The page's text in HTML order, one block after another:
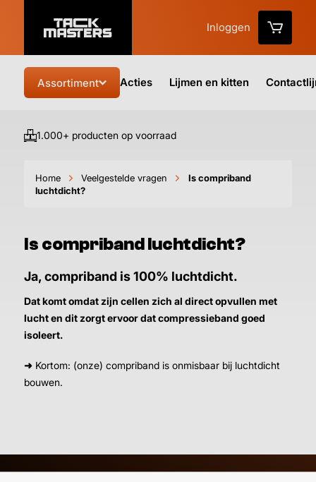
Inloggen
Assortiment Acties Lijmen en kitten
1.000+ producten op voorraad
Home Veelgestelde vragen
Is compriband
luchtdicht?
Is compriband luchtdicht?
Ja, compriband is 100% luchtdicht.
Dat komt omdat zijn cellen zich al direct opvullen met
lucht en dit zorgt ervoor dat compressieband goed
isoleert.
➜ Kortom: (onze) compriband is onmisbaar bij luchtdicht
bouwen.